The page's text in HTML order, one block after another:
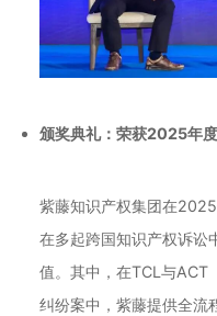
颁奖典礼：荣获2025年
紫藤知识产权集团在
在多起跨国知识产权诉讼
值。其中，在TCL与ACT
纠纷案中，紫藤提供全流